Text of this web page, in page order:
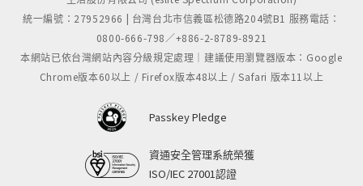
統一編號：27952966 | 台灣台北市信義區松德路204號B1 服務電話：
0800-666-798／+886-2-8789-8921
本網站已依台灣網站內容分級規定處理｜建議使用瀏覽器版本：Google
Chrome版本60以上 / Firefox版本48以上 / Safari 版本11以上
Passkey Pledge
資通安全管理系統榮獲
ISO/IEC 27001認證